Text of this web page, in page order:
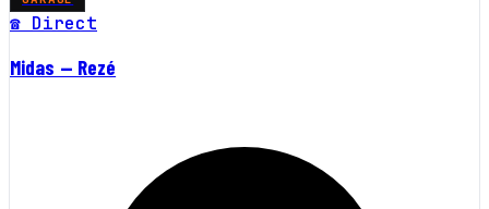
☎ Direct
Midas — Rezé